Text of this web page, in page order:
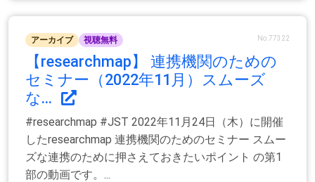
アーカイブ 視聴無料 No.77322
【researchmap】 連携機関のための
セミナー（2022年11月）スムーズ
な...
#researchmap #JST 2022年11月24日（木）に開催
したresearchmap 連携機関のためのセミナー スムー
ズな連携のために押さえておきたいポイント の第1
部の動画です。...